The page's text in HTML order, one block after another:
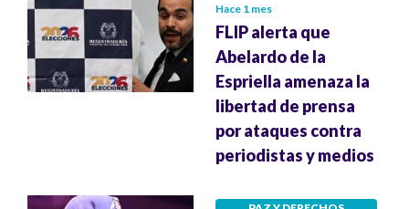
Hace 1 mes
FLIP alerta que
Abelardo de la
Espriella amenaza la
libertad de prensa
por ataques contra
periodistas y medios